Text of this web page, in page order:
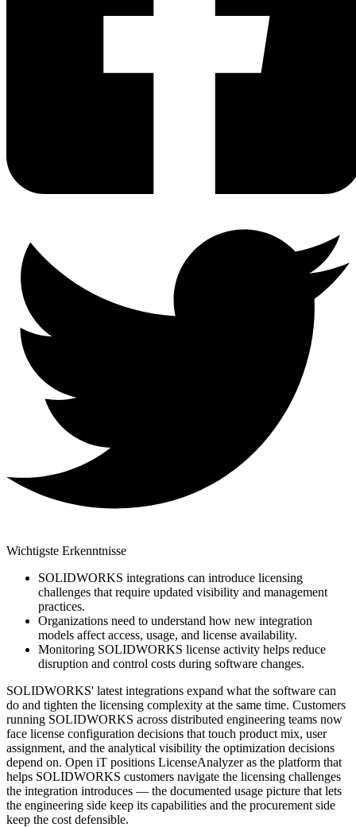
Wichtigste Erkenntnisse
SOLIDWORKS integrations can introduce licensing
challenges that require updated visibility and management
practices.
Organizations need to understand how new integration
models affect access, usage, and license availability.
Monitoring SOLIDWORKS license activity helps reduce
disruption and control costs during software changes.
SOLIDWORKS' latest integrations expand what the software can
do and tighten the licensing complexity at the same time. Customers
running SOLIDWORKS across distributed engineering teams now
face license configuration decisions that touch product mix, user
assignment, and the analytical visibility the optimization decisions
depend on. Open iT positions LicenseAnalyzer as the platform that
helps SOLIDWORKS customers navigate the licensing challenges
the integration introduces — the documented usage picture that lets
the engineering side keep its capabilities and the procurement side
keep the cost defensible.